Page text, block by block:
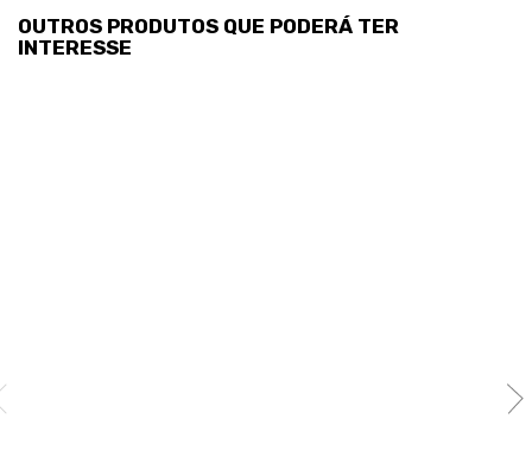
OUTROS PRODUTOS QUE PODERÁ TER
INTERESSE